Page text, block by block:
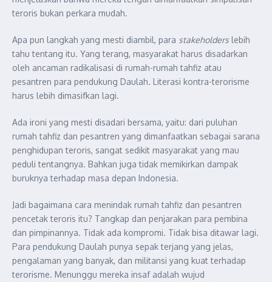
teroris bukan perkara mudah.
Apa pun langkah yang mesti diambil, para stakeholders lebih
tahu tentang itu. Yang terang, masyarakat harus disadarkan
oleh ancaman radikalisasi di rumah-rumah tahfiz atau
pesantren para pendukung Daulah. Literasi kontra-terorisme
harus lebih dimasifkan lagi.
Ada ironi yang mesti disadari bersama, yaitu: dari puluhan
rumah tahfiz dan pesantren yang dimanfaatkan sebagai sarana
penghidupan teroris, sangat sedikit masyarakat yang mau
peduli tentangnya. Bahkan juga tidak memikirkan dampak
buruknya terhadap masa depan Indonesia.
Jadi bagaimana cara menindak rumah tahfiz dan pesantren
pencetak teroris itu? Tangkap dan penjarakan para pembina
dan pimpinannya. Tidak ada kompromi. Tidak bisa ditawar lagi.
Para pendukung Daulah punya sepak terjang yang jelas,
pengalaman yang banyak, dan militansi yang kuat terhadap
terorisme. Menunggu mereka insaf adalah wujud